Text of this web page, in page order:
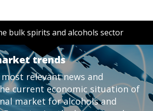
bulk spirits and alcohols sector
trends
relevant news and
current economic situation of
market for alcohols and